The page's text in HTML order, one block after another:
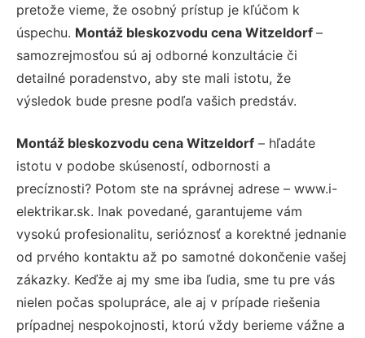
pretože vieme, že osobný prístup je kľúčom k
úspechu. Montáž bleskozvodu cena Witzeldorf –
samozrejmosťou sú aj odborné konzultácie či
detailné poradenstvo, aby ste mali istotu, že
výsledok bude presne podľa vašich predstáv.
Montáž bleskozvodu cena Witzeldorf – hľadáte
istotu v podobe skúseností, odbornosti a
precíznosti? Potom ste na správnej adrese – www.i-
elektrikar.sk. Inak povedané, garantujeme vám
vysokú profesionalitu, serióznosť a korektné jednanie
od prvého kontaktu až po samotné dokončenie vašej
zákazky. Keďže aj my sme iba ľudia, sme tu pre vás
nielen počas spolupráce, ale aj v prípade riešenia
prípadnej nespokojnosti, ktorú vždy berieme vážne a